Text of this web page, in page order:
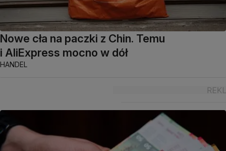
Nowe cła na paczki z Chin. Temu
i AliExpress mocno w dół
HANDEL